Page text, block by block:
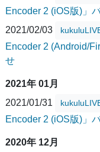
Encoder 2 (iOS版)」
2021/02/03
Encoder 2 (Android/
せ
2021年 01月
2021/01/31
Encoder 2 (iOS版)」
2020年 12月